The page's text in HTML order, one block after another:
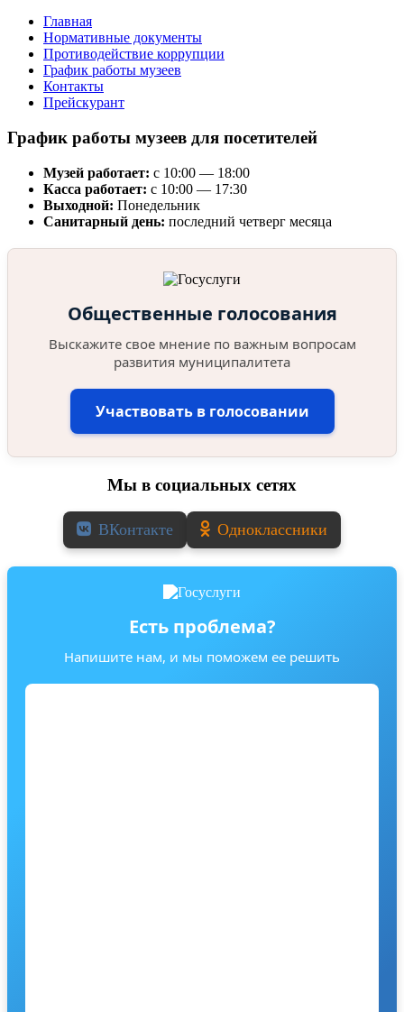
Главная
Нормативные документы
Противодействие коррупции
График работы музеев
Контакты
Прейскурант
График работы музеев для посетителей
Музей работает: с 10:00 — 18:00
Касса работает: с 10:00 — 17:30
Выходной: Понедельник
Санитарный день: последний четверг месяца
Общественные голосования
Выскажите свое мнение по важным вопросам
развития муниципалитета
Участвовать в голосовании
Мы в социальных сетях
ВКонтакте Одноклассники
Есть проблема?
Напишите нам, и мы поможем ее решить